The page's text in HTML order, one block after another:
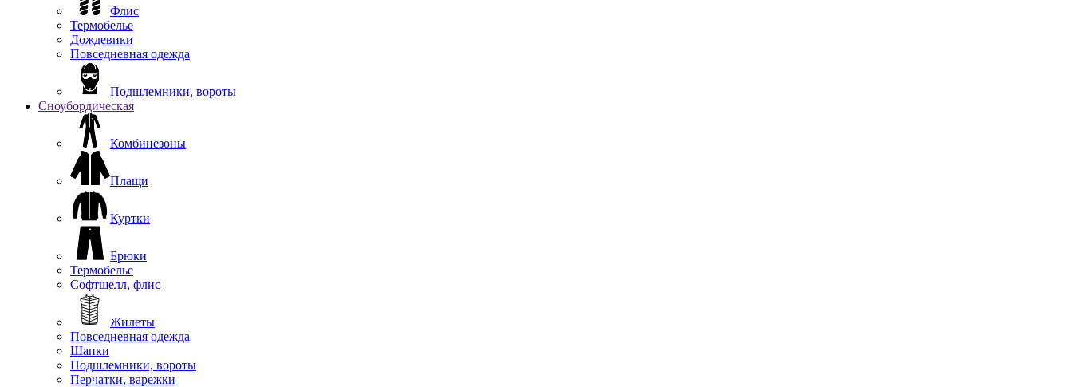
Флис
Термобелье
Дождевики
Повседневная одежда
Подшлемники, вороты
Сноубордическая
Комбинезоны
Плащи
Куртки
Брюки
Термобелье
Софтшелл, флис
Жилеты
Повседневная одежда
Шапки
Подшлемники, вороты
Перчатки, варежки